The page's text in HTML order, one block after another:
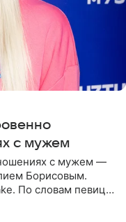
с мужем
с мужем —
Борисовым.
По словам певицы,